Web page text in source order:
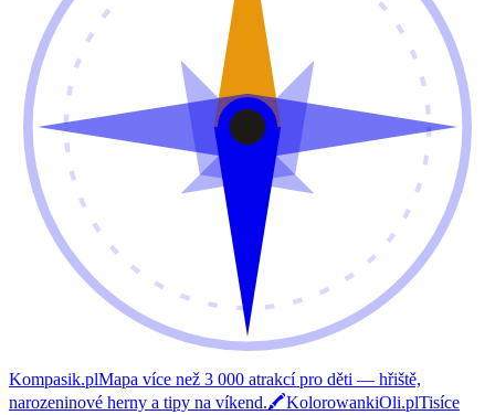
Kompasik.plMapa více než 3 000 atrakcí pro děti — hřiště,
narozeninové herny a tipy na víkend.🖍️KolorowankiOli.plTisíce